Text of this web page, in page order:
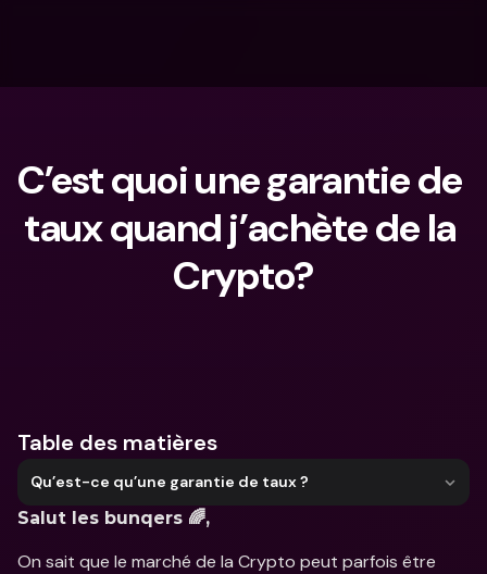
C’est quoi une garantie de
taux quand j’achète de la
Crypto?
Table des matières
Qu’est-ce qu’une garantie de taux ?
Salut les bunqers 🌈,
On sait que le marché de la Crypto peut parfois être